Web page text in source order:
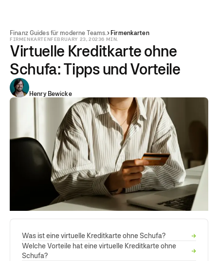
Finanz Guides für moderne Teams. Firmenkarten
FIRMENKARTENFEBRUARY 23, 20236 MIN.
Virtuelle Kreditkarte ohne
Schufa: Tipps und Vorteile
Henry Bewicke
Was ist eine virtuelle Kreditkarte ohne Schufa?
→
Welche Vorteile hat eine virtuelle Kreditkarte ohne
Schufa?
→